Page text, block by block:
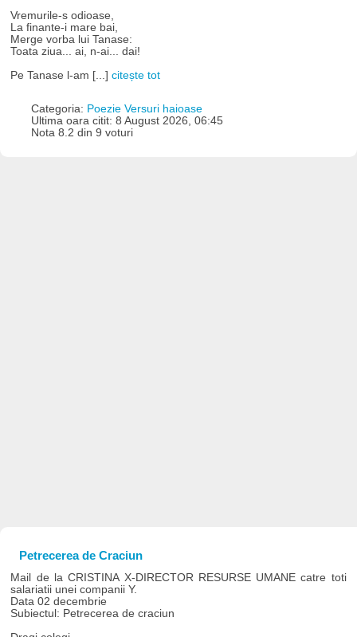
Vremurile-s odioase,
La finante-i mare bai,
Merge vorba lui Tanase:
Toata ziua... ai, n-ai... dai!
Pe Tanase l-am [...]citește tot
Categoria: Poezie Versuri haioase
Ultima oara citit: 8 August 2026, 06:45
Nota 8.2 din 9 voturi
Petrecerea de Craciun
Mail de la CRISTINA X-DIRECTOR RESURSE UMANE catre toti
salariatii unei companii Y.
Data 02 decembrie
Subiectul: Petrecerea de craciun